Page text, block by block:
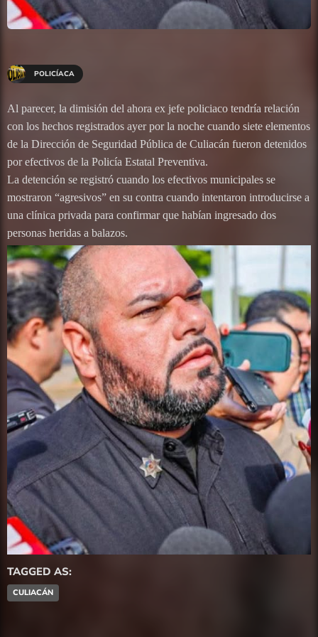
POLICÍACA
Al parecer, la dimisión del ahora ex jefe policiaco tendría relación
con los hechos registrados ayer por la noche cuando siete elementos
de la Dirección de Seguridad Pública de Culiacán fueron detenidos
por efectivos de la Policía Estatal Preventiva.
La detención se registró cuando los efectivos municipales se
mostraron “agresivos” en su contra cuando intentaron introducirse a
una clínica privada para confirmar que habían ingresado dos
personas heridas a balazos.
TAGGED AS:
CULIACÁN